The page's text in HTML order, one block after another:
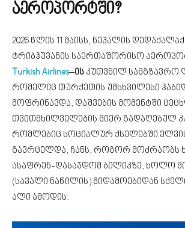
აეროპორტში?
2026 წლის 11 მაისს, ნეპალის
ტრიბჰუვანის საერთაშორისო
Turkish Airlines–ის კუთვნილ სამგზავრო
რომელიც თურქეთის უმსხვილესი
მოფრინავდა, დაშვების მომენტში
თვითმხილველების მიერ გადაღებულ
რომლებიც სოციალურ ქსელებში
გავრცელდა, ჩანს, როგორ მოძრაობს
ასაფრენ-დასაჯდომ ბილიკზე, ხოლო
(სავალი ნაწილის) მიდამოებიდან
ალი ამოდის.